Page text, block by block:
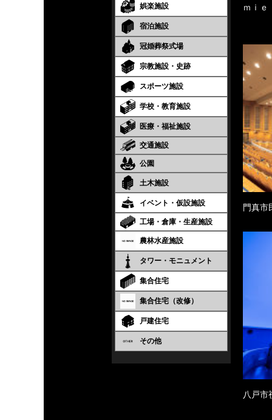
娯楽施設
宿泊施設
冠婚葬祭式場
宗教施設・史跡
スポーツ施設
学校・教育施設
医療・福祉施設
交通施設
公園
土木施設
イベント・仮設施設
工場・倉庫・生産施設
農林水産施設
タワー・モニュメント
集合住宅
集合住宅（改修）
戸建住宅
その他
ｍｉｅ
門真市
八戸市